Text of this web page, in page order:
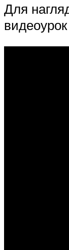
Для